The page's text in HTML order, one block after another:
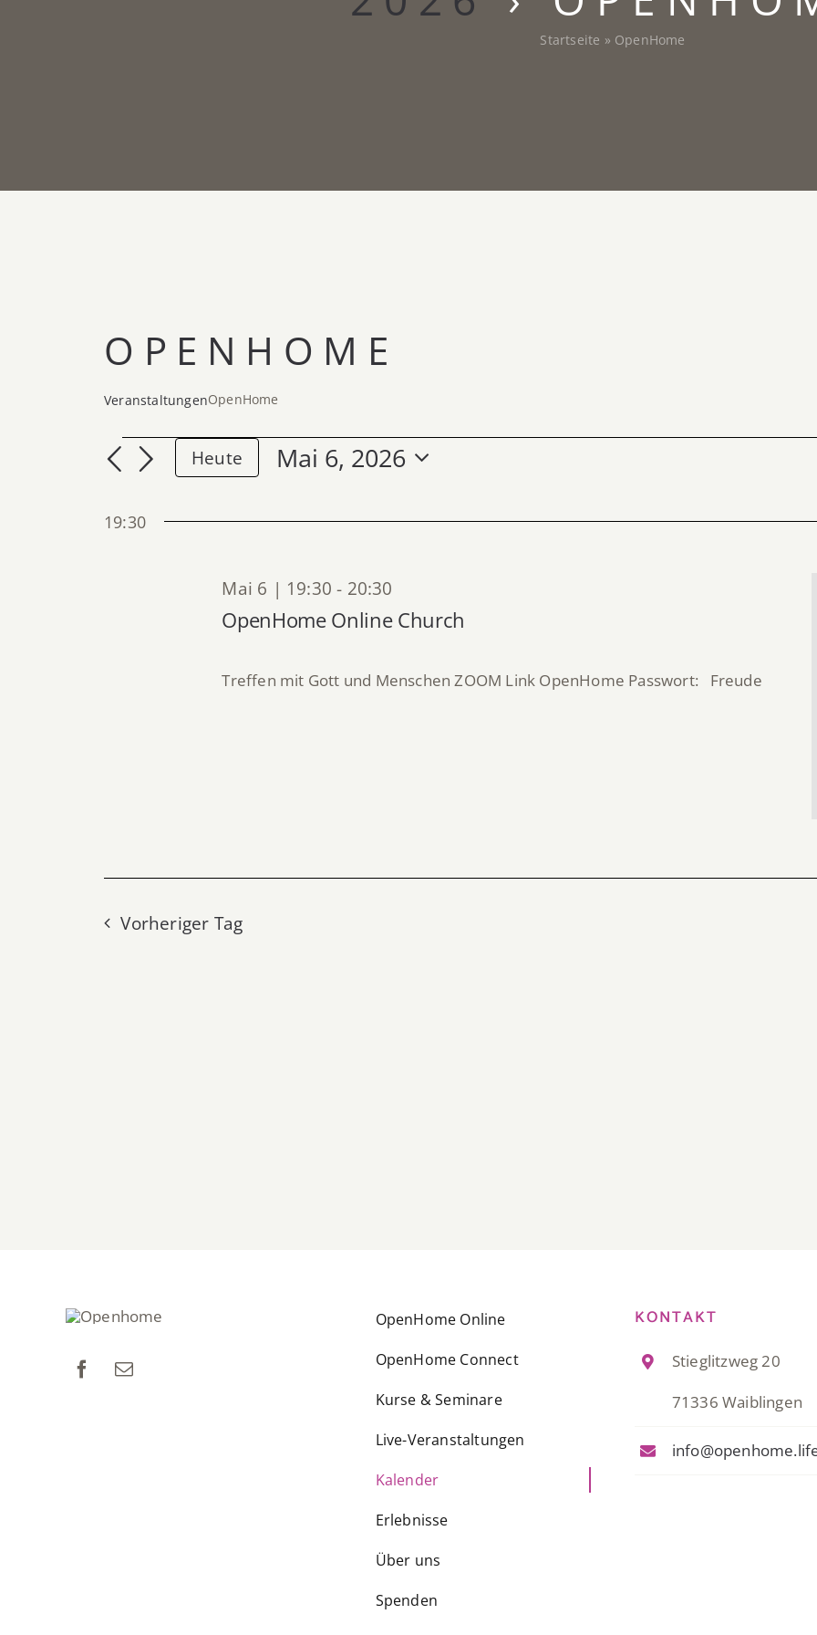
Startseite » OpenHome
OPENHOME
VeranstaltungenOpenHome
VERANSTALTUNGEN
MAI
Heute
Mai 6, 2026
19:30
OpenHome Online Church
Mai 6 | 19:30 - 20:30
Treffen mit Gott und Menschen ZOOM Link OpenHome Passwort: Freude
Vorheriger Tag
OpenHome Online
OpenHome Connect
Kurse & Seminare
Live-Veranstaltungen
Kalender
Erlebnisse
Über uns
Spenden
KONTAKT
Stieglitzweg 20
71336 Waiblingen